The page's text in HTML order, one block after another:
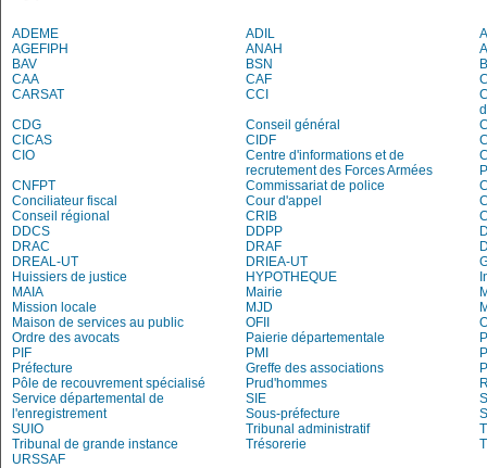
ADEME ADIL
AGEFIPH
ANAH
BAV
BSN
CAA
CAF
CARSAT
CCI
CDG
Conseil général
CICAS
CIDF
CIO
Centre d'informations et de
recrutement des Forces Armées
CNFPT
Commissariat de police
Conciliateur fiscal
Cour d'appel
Conseil régional
CRIB
DDCS
DDPP
DRAC
DRAF
DREAL-UT
DRIEA-UT
Huissiers de justice
HYPOTHEQUE
MAIA
Mairie
Mission locale
MJD
Maison de services au public
OFII
Ordre des avocats
Paierie départementale
PIF
PMI
Préfecture
Greffe des associations
Pôle de recouvrement spécialisé
Prud'hommes
Service départemental de
l'enregistrement
SIE
Sous-préfecture
SUIO
Tribunal administratif
Tribunal de grande instance
Trésorerie
URSSAF